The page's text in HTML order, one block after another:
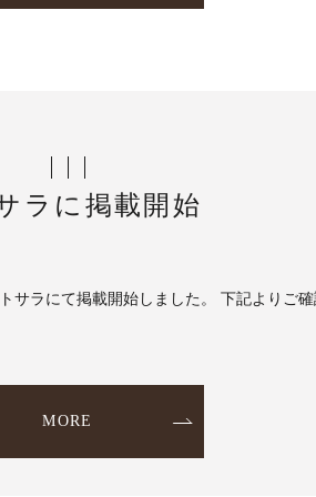
ラに掲載開始
ラにて掲載開始しました。 下記よりご確
MORE